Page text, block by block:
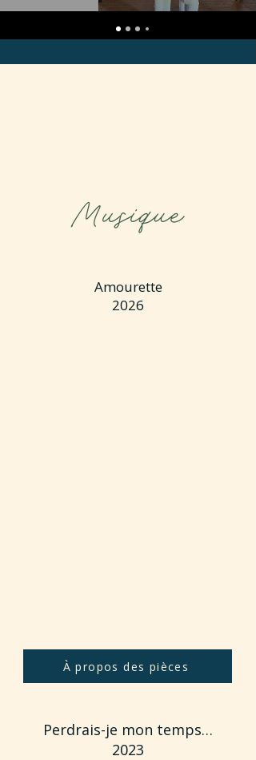
Amourette
2026
À propos des pièces
Perdrais-je mon temps…
2023